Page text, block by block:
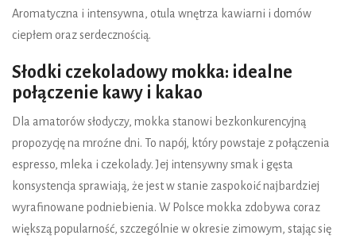
Aromatyczna i intensywna, otula wnętrza kawiarni i domów
ciepłem oraz serdecznością.
Słodki czekoladowy mokka: idealne
połączenie kawy i kakao
Dla amatorów słodyczy, mokka stanowi bezkonkurencyjną
propozycję na mroźne dni. To napój, który powstaje z połączenia
espresso, mleka i czekolady. Jej intensywny smak i gęsta
konsystencja sprawiają, że jest w stanie zaspokoić najbardziej
wyrafinowane podniebienia. W Polsce mokka zdobywa coraz
większą popularność, szczególnie w okresie zimowym, stając się